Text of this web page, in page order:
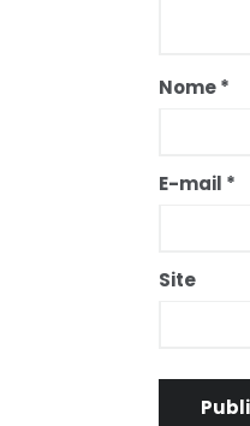
Nome*
E-mail *
Site